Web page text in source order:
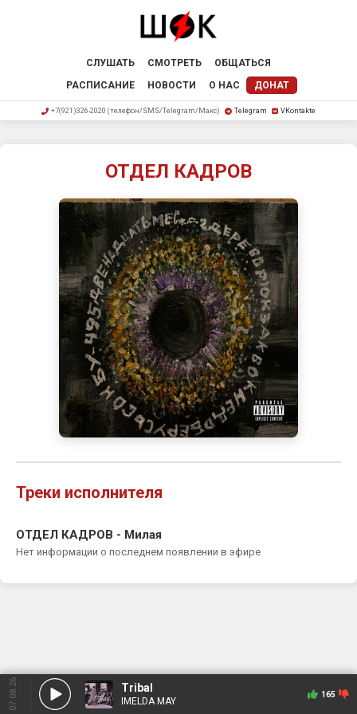
СЛУШАТЬ СМОТРЕТЬ
ОБЩАТЬСЯ
РАСПИСАНИЕ
НОВОСТИ О НАС ДОНАТ
+7(921)326-2020 (телефон/SMS/Telegram/Макс) Telegram VKontakte
ОТДЕЛ КАДРОВ
Треки исполнителя
ОТДЕЛ КАДРОВ - Милая
Нет информации о последнем появлении в эфире
07.08.26 Tribal
IMELDA MAY
165